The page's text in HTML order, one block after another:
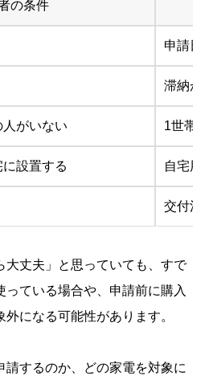
の条件
申請日
滞納が
がいない 1世帯1
設置する 自宅用
交付決
大丈夫」と思っていても、すで
っている場合や、申請前に購入
になる可能性があります。
請するのか、どの家電を対象に